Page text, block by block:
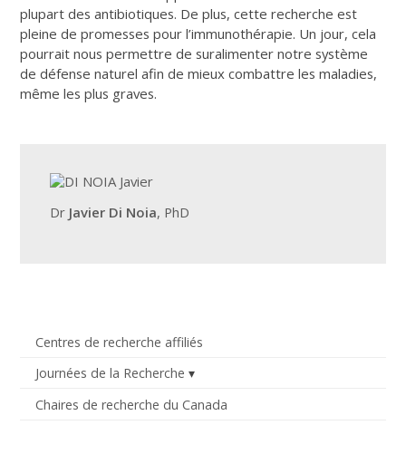
Centres de recherche affiliés
Journées de la Recherche
Chaires de recherche du Canada
plupart des antibiotiques. De plus, cette recherche est
pleine de promesses pour l’immunothérapie. Un jour, cela
pourrait nous permettre de suralimenter notre système
de défense naturel afin de mieux combattre les maladies,
même les plus graves.
Dr Javier Di Noia, PhD